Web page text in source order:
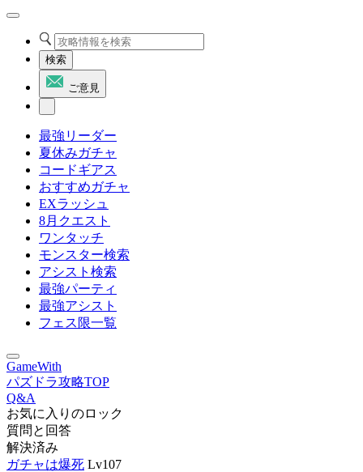
検索
ご意見
最強リーダー
夏休みガチャ
コードギアス
おすすめガチャ
EXラッシュ
8月クエスト
ワンタッチ
モンスター検索
アシスト検索
最強パーティ
最強アシスト
フェス限一覧
GameWith
パズドラ攻略TOP
Q&A
お気に入りのロック
質問と回答
解決済み
ガチャは爆死 Lv107